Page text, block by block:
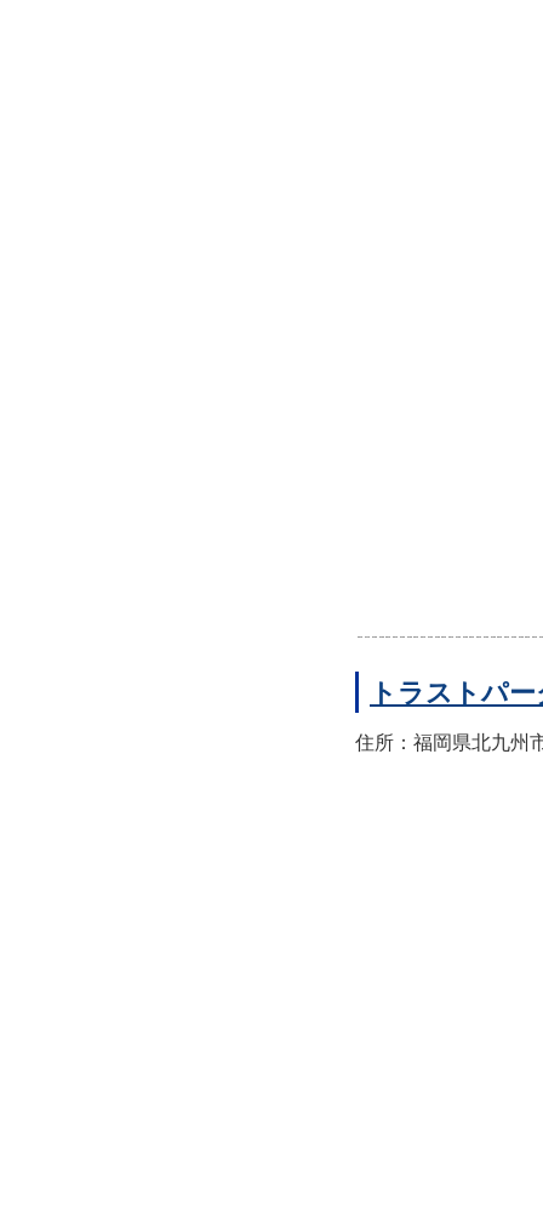
トラストパ
住所：福岡県北九州